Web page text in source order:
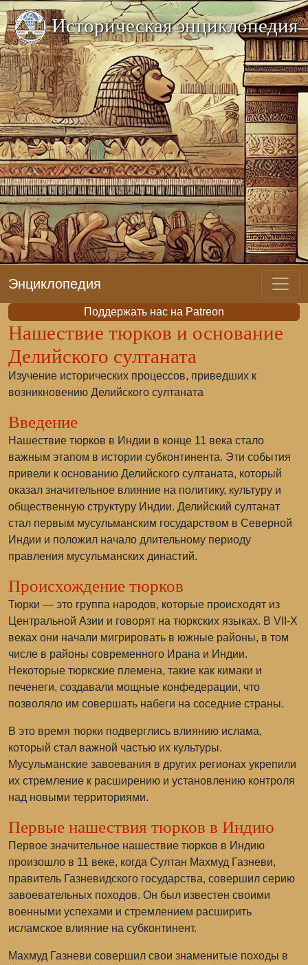
Историческая энциклопедия
Энциклопедия
Поддержать нас на Patreon
Нашествие тюрков и основание
Делийского султаната
Изучение исторических процессов, приведших к
возникновению Делийского султаната
Введение
Нашествие тюрков в Индии в конце 11 века стало
важным этапом в истории субконтинента. Эти события
привели к основанию Делийского султаната, который
оказал значительное влияние на политику, культуру и
общественную структуру Индии. Делийский султанат
стал первым мусульманским государством в Северной
Индии и положил начало длительному периоду
правления мусульманских династий.
Происхождение тюрков
Тюрки — это группа народов, которые происходят из
Центральной Азии и говорят на тюркских языках. В VII-X
веках они начали мигрировать в южные районы, в том
числе в районы современного Ирана и Индии.
Некоторые тюркские племена, такие как кимаки и
печенеги, создавали мощные конфедерации, что
позволяло им совершать набеги на соседние страны.
В это время тюрки подверглись влиянию ислама,
который стал важной частью их культуры.
Мусульманские завоевания в других регионах укрепили
их стремление к расширению и установлению контроля
над новыми территориями.
Первые нашествия тюрков в Индию
Первое значительное нашествие тюрков в Индию
произошло в 11 веке, когда Султан Махмуд Газневи,
правитель Газневидского государства, совершил серию
завоевательных походов. Он был известен своими
военными успехами и стремлением расширить
исламское влияние на субконтинент.
Махмуд Газневи совершил свои знаменитые походы в